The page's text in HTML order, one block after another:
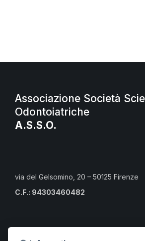
Associazione Società
Odontoiatriche
A.S.S.O.
via del Gelsomino, 20 – 50125 Firenze
C.F.: 94303460482